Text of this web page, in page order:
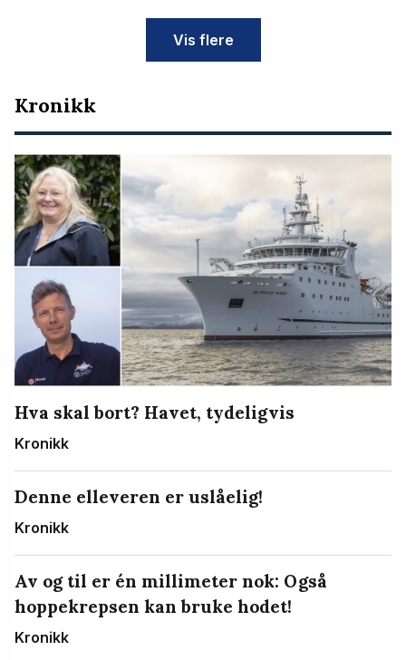
Vis flere
Kronikk
Hva skal bort? Havet, tydeligvis
Kronikk
Denne elleveren er uslåelig!
Kronikk
Av og til er én millimeter nok: Også
hoppekrepsen kan bruke hodet!
Kronikk